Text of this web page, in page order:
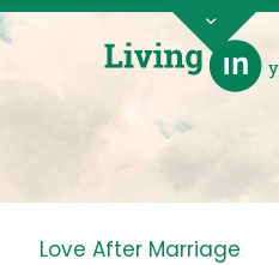
Love After Marriage